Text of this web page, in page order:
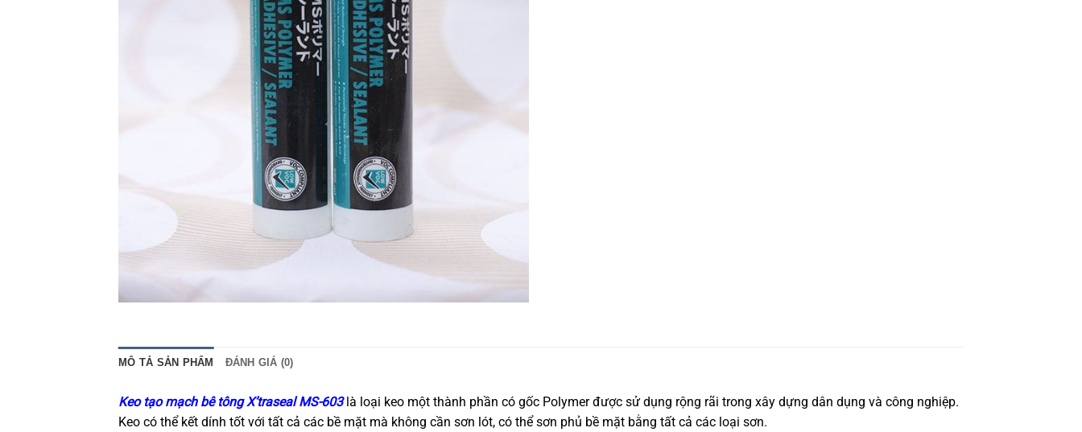
MÔ TẢ SẢN PHẨM ĐÁNH GIÁ (0)
Keo tạo mạch bê tông X’traseal MS-603là loại keo một thành phần có gốc Polymer được sử dụng rộng rãi trong xây dựng dân dụng và công nghiệp.
Keo có thể kết dính tốt với tất cả các bề mặt mà không cần sơn lót, có thể sơn phủ bề mặt bằng tất cả các loại sơn.